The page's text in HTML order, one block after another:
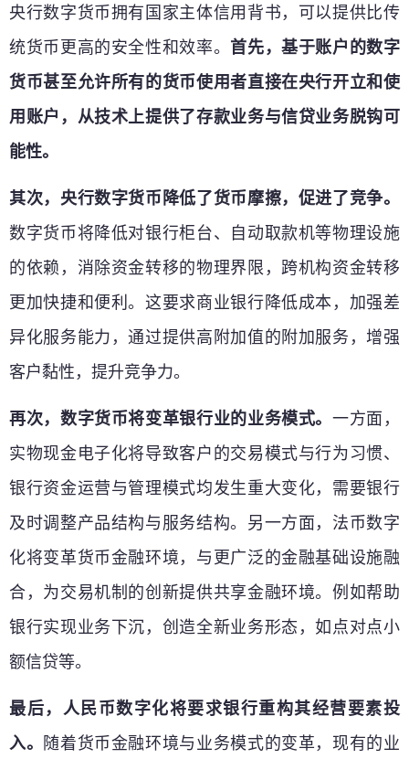
央行数字货币拥有国家主体信用背书，可以提供比传
统货币更高的安全性和效率。 首先，基于账户的数字
货币甚至允许所有的货币使用者直接在央行开立和使
用账户，从技术上提供了存款业务与信贷业务脱钩可
能性。
其次，央行数字货币降低了货币摩擦，促进了竞争。
数字货币将降低对银行柜台、自动取款机等物理设施
的依赖，消除资金转移的物理界限，跨机构资金转移
更加快捷和便利。这要求商业银行降低成本，加强差
异化服务能力，通过提供高附加值的附加服务，增强
客户黏性，提升竞争力。
再次，数字货币将变革银行业的业务模式。一方面，
实物现金电子化将导致客户的交易模式与行为习惯、
银行资金运营与管理模式均发生重大变化，需要银行
及时调整产品结构与服务结构。另一方面，法币数字
化将变革货币金融环境，与更广泛的金融基础设施融
合，为交易机制的创新提供共享金融环境。例如帮助
银行实现业务下沉，创造全新业务形态，如点对点小
额信贷等。
最后，人民币数字化将要求银行重构其经营要素投
入。 随着货币金融环境与业务模式的变革，现有的业